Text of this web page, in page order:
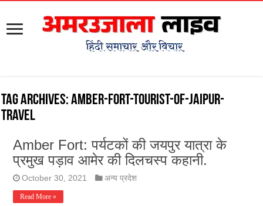
Tag Archives:amber-fort-tourist-of-jaipur-
travel
Amber Fort: पर्यटकों की जयपुर यात्रा के
प्रमुख पड़ाव आमेर की दिलचस्प कहानी.
October 30, 2021 अन्य प्रदेश
Read More »